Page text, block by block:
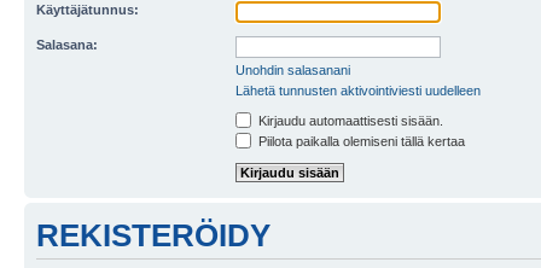
Käyttäjätunnus:
Salasana:
Unohdin salasanani
Lähetä tunnusten aktivointiviesti uudelleen
Kirjaudu automaattisesti sisään.
Piilota paikalla olemiseni tällä kertaa
REKISTERÖIDY